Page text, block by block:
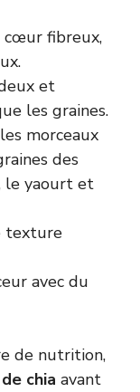
cœur fibreux,
et
les graines.
morceaux
des
le yaourt et
texture
avec du
de nutrition,
chia avant